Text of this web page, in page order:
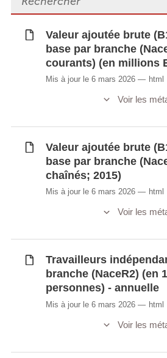
travaillées) - annuelle
branche (NaceR2) (en
travaillées) - annuelle
Structure de la somme
ajoutées brutes aux prix
(en % du total)
Salaires et traitements
branche (NaceR2) (en
Synchronisé automatiquement
Valeur ajoutée brute
base par branche
courants) (en millions
Mis à jour le 6 mars 2026 html
Voir les
Valeur ajoutée brute
base par branche
chaînés; 2015)
Mis à jour le 6 mars 2026 html
Voir les
Travailleurs
branche (NaceR2) (en
personnes) - annuelle
Mis à jour le 6 mars 2026 html
Voir les